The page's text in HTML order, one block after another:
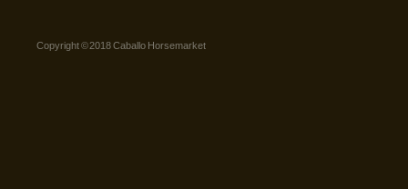
Copyright © 2018 Caballo Horsemarket